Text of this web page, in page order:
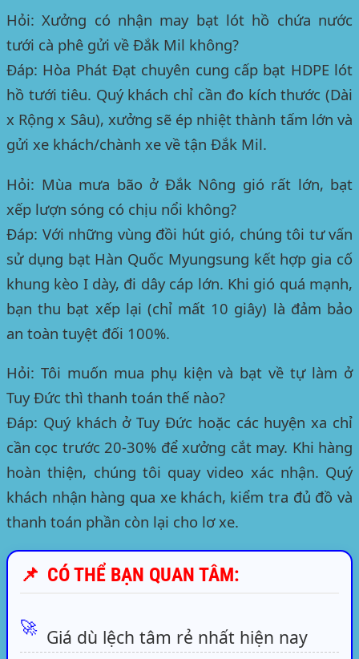
Hỏi: Xưởng có nhận may bạt lót hồ chứa nước
tưới cà phê gửi về Đắk Mil không?
Đáp: Hòa Phát Đạt chuyên cung cấp bạt HDPE lót
hồ tưới tiêu. Quý khách chỉ cần đo kích thước (Dài
x Rộng x Sâu), xưởng sẽ ép nhiệt thành tấm lớn và
gửi xe khách/chành xe về tận Đắk Mil.
Hỏi: Mùa mưa bão ở Đắk Nông gió rất lớn, bạt
xếp lượn sóng có chịu nổi không?
Đáp: Với những vùng đồi hút gió, chúng tôi tư vấn
sử dụng bạt Hàn Quốc Myungsung kết hợp gia cố
khung kèo I dày, đi dây cáp lớn. Khi gió quá mạnh,
bạn thu bạt xếp lại (chỉ mất 10 giây) là đảm bảo
an toàn tuyệt đối 100%.
Hỏi: Tôi muốn mua phụ kiện và bạt về tự làm ở
Tuy Đức thì thanh toán thế nào?
Đáp: Quý khách ở Tuy Đức hoặc các huyện xa chỉ
cần cọc trước 20-30% để xưởng cắt may. Khi hàng
hoàn thiện, chúng tôi quay video xác nhận. Quý
khách nhận hàng qua xe khách, kiểm tra đủ đồ và
thanh toán phần còn lại cho lơ xe.
📌 CÓ THỂ BẠN QUAN TÂM:
🚀 Giá dù lệch tâm rẻ nhất hiện nay